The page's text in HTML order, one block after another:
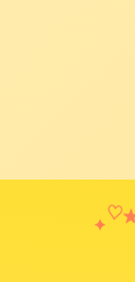
✦ ♡